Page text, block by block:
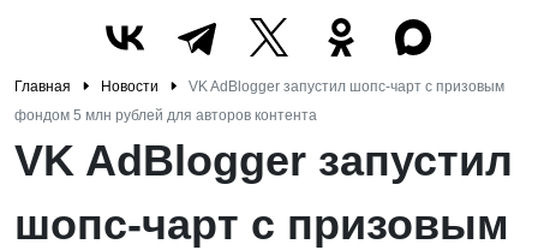
Главная Новости
VK AdBlogger запустил шопс-чарт с призовым
фондом 5 млн рублей для авторов контента
VK AdBlogger запустил
шопс-чарт с призовым